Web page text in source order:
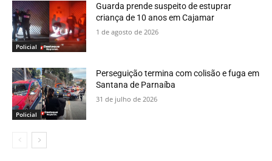
Policial
Guarda prende suspeito de estuprar
criança de 10 anos em Cajamar
1 de agosto de 2026
Policial
Perseguição termina com colisão e fuga em
Santana de Parnaíba
31 de julho de 2026